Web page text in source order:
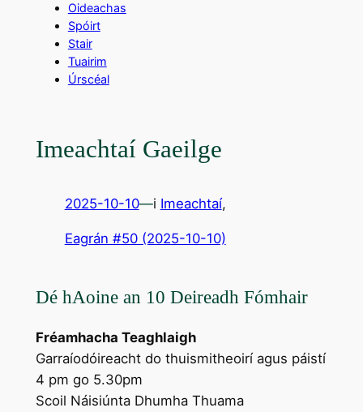
Oideachas
Spóirt
Stair
Tuairim
Úrscéal
Imeachtaí Gaeilge
2025-10-10—i Imeachtaí,
Eagrán #50 (2025-10-10)
Dé hAoine an 10 Deireadh Fómhair
Fréamhacha Teaghlaigh
Garraíodóireacht do thuismitheoirí agus páistí
4 pm go 5.30pm
Scoil Náisiúnta Dhumha Thuama